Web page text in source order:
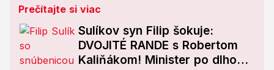
Prečítajte si viac
Sulíkov syn Filip šokuje:
DVOJITÉ RANDE s Robertom
Kaliňákom! Minister po dlhom